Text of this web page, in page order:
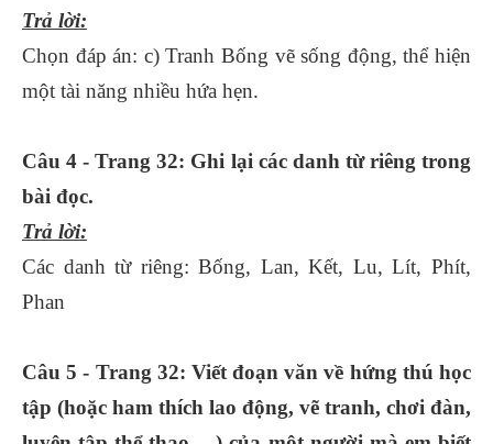
Trả lời:
Chọn đáp án: c) Tranh Bống vẽ sống động, thể hiện
một tài năng nhiều hứa hẹn.
Câu 4 - Trang 32: Ghi lại các danh từ riêng trong
bài đọc.
Trả lời:
Các danh từ riêng: Bống, Lan, Kết, Lu, Lít, Phít,
Phan
Câu 5 - Trang 32: Viết đoạn văn về hứng thú học
tập (hoặc ham thích lao động, vẽ tranh, chơi đàn,